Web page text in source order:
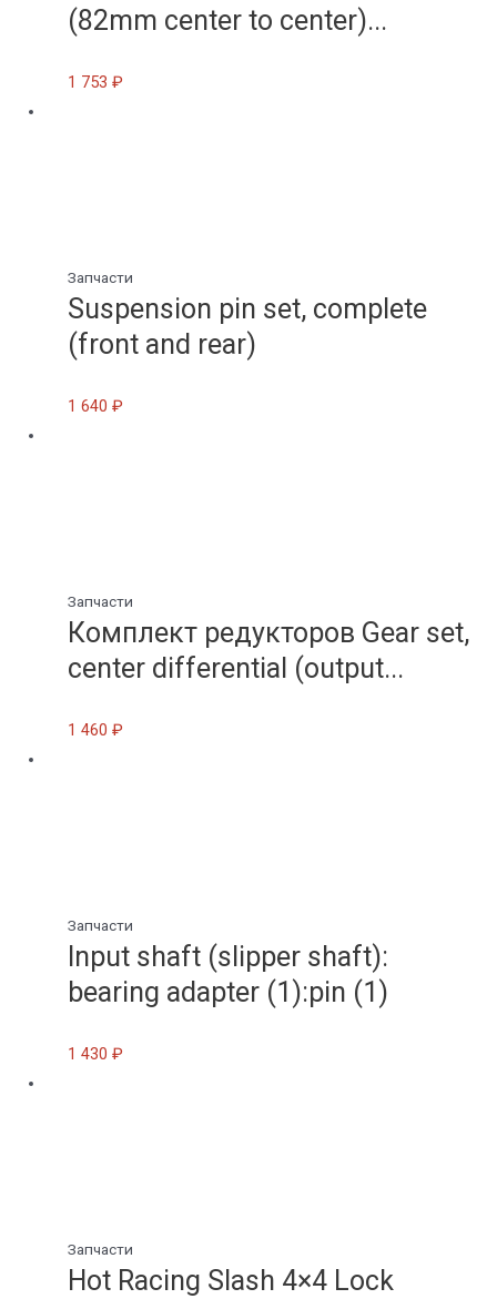
(82mm center to center)...
1 753₽
Запчасти
Suspension pin set, complete
(front and rear)
1 640₽
Запчасти
Комплект редукторов Gear set,
center differential (output...
1 460₽
Запчасти
Input shaft (slipper shaft):
bearing adapter (1):pin (1)
1 430₽
Запчасти
Hot Racing Slash 4×4 Lock